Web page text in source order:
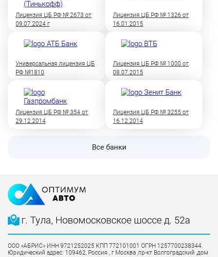
Лицензия ЦБ РФ № 2673 от
09.07.2024 г
Лицензия ЦБ РФ № 1326 от
16.01.2015
Универсальная лицензия ЦБ
РФ №1810
Лицензия ЦБ РФ № 1000 от
08.07.2015
Лицензия ЦБ РФ № 354 от
29.12.2014
Лицензия ЦБ РФ № 3255 от
16.12.2014
Все банки
г. Тула, Новомосковское шоссе д. 52а
ООО «АБРИС» ИНН 9721252025 КПП 772101001 ОГРН 1257700238344.
Юридический адрес: 109462, Россия , г Москва ,пр-кт Волгоградский ,дом